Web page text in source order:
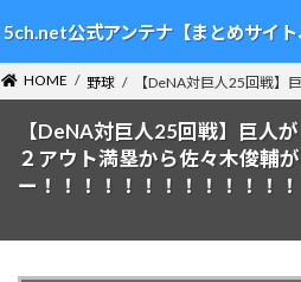
ン
テ
ン
ツ
ビ
ゲ
ー
シ
5ch.net公式アンテナ【まとめサイト
HOME 野球 【DeNA対巨人25回戦】
【DeNA対巨人25回戦】巨人
２アウト満塁から佐々木俊輔
ー！！！！！！！！！！！！！